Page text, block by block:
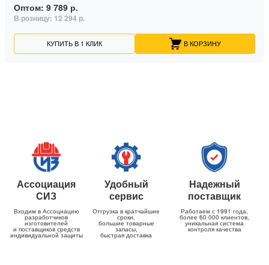
Оптом: 9 789 р.
В розницу: 12 294 р.
КУПИТЬ В 1 КЛИК В КОРЗИНУ
Ассоциация
СИЗ
Входим в Ассоциацию
разработчиков
изготовителей
и поставщиков средств
индивидуальной защиты
Удобный
сервис
Отгрузка в кратчайшие
сроки,
большие товарные
запасы,
быстрая доставка
Надежный
поставщик
Работаем с 1991 года,
более 60 000 клиентов,
уникальная система
контроля качества